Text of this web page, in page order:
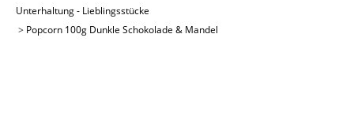
Unterhaltung - Lieblingsstücke
Popcorn 100g Dunkle Schokolade & Mandel